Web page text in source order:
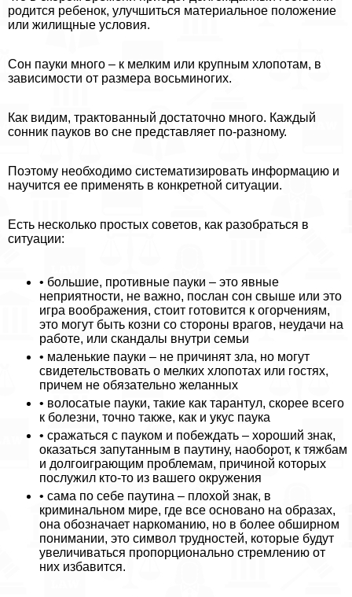
родится ребенок, улучшиться материальное положение
или жилищные условия.
Сон пауки много – к мелким или крупным хлопотам, в
зависимости от размера восьминогих.
Как видим, тpaктованный достаточно много. Каждый
сонник пауков во сне представляет по-разному.
Поэтому необходимо систематизировать информацию и
научится ее применять в конкретной ситуации.
Есть несколько простых советов, как разобраться в
ситуации:
• большие, противные пауки – это явные
неприятности, не важно, послан сон свыше или это
игра воображения, стоит готовится к огорчениям,
это могут быть козни со стороны врагов, неудачи на
работе, или скандалы внутри семьи
• маленькие пауки – не причинят зла, но могут
свидетельствовать о мелких хлопотах или гостях,
причем не обязательно желанных
• волосатые пауки, такие как тарантул, скорее всего
к болезни, точно также, как и укус паука
• сражаться с пауком и побеждать – хороший знак,
оказаться запyтaнным в паутину, наоборот, к тяжбам
и долгоиграющим проблемам, причиной которых
послужил кто-то из вашего окружения
• сама по себе паутина – плохой знак, в
криминальном мире, где все основано на образах,
она обозначает наркоманию, но в более обширном
понимании, это символ трудностей, которые будут
увеличиваться пропорционально стремлению от
них избавится.